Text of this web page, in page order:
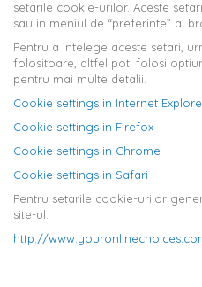
setarile cookie-urilor. Aceste
sau in meniul de “preferinte” al
Pentru a intelege aceste setari,
folositoare, altfel poti folosi
pentru mai multe detalii.
Cookie settings in Internet
Cookie settings in Firefox
Cookie settings in Chrome
Cookie settings in Safari
Pentru setarile cookie-urilor
site-ul:
http://